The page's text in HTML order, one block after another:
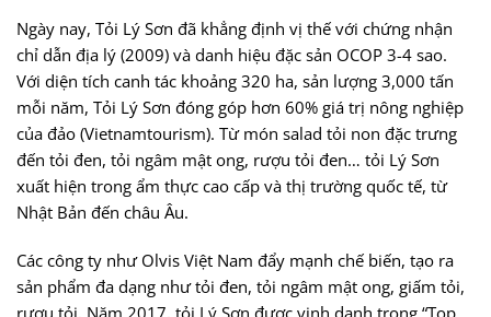
Ngày nay, Tỏi Lý Sơn đã khẳng định vị thế với chứng nhận
chỉ dẫn địa lý (2009) và danh hiệu đặc sản OCOP 3-4 sao.
Với diện tích canh tác khoảng 320 ha, sản lượng 3,000 tấn
mỗi năm, Tỏi Lý Sơn đóng góp hơn 60% giá trị nông nghiệp
của đảo (Vietnamtourism). Từ món salad tỏi non đặc trưng
đến tỏi đen, tỏi ngâm mật ong, rượu tỏi đen… tỏi Lý Sơn
xuất hiện trong ẩm thực cao cấp và thị trường quốc tế, từ
Nhật Bản đến châu Âu.
Các công ty như Olvis Việt Nam đẩy mạnh chế biến, tạo ra
sản phẩm đa dạng như tỏi đen, tỏi ngâm mật ong, giấm tỏi,